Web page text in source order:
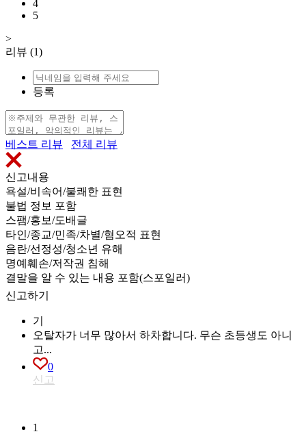
4
5
>
리뷰 (1)
등록
베스트 리뷰 전체 리뷰
신고내용
욕설/비속어/불쾌한 표현
불법 정보 포함
스팸/홍보/도배글
타인/종교/민족/차별/혐오적 표현
음란/선정성/청소년 유해
명예훼손/저작권 침해
결말을 알 수 있는 내용 포함(스포일러)
신고하기
기
오탈자가 너무 많아서 하차합니다. 무슨 초등생도 아니
고...
0
신고
1